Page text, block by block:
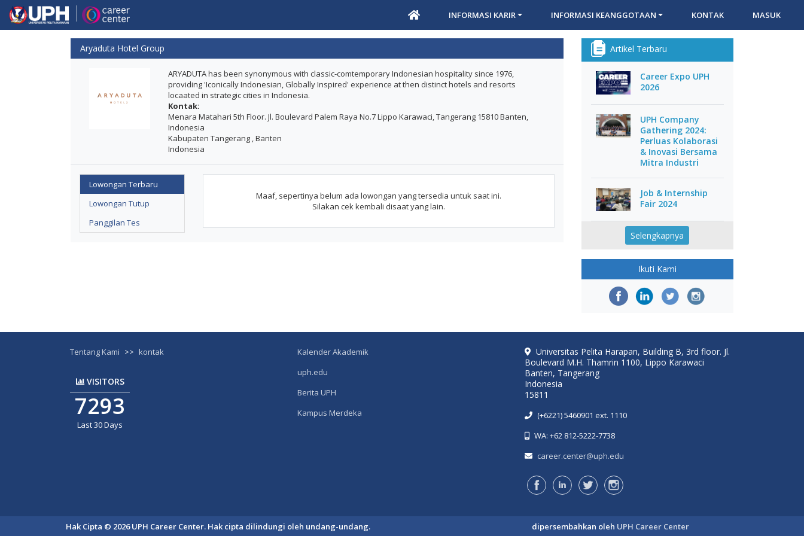
INFORMASI KARIR INFORMASI KEANGGOTAAN KONTAK MASUK
Aryaduta Hotel Group
ARYADUTA has been synonymous with classic-comtemporary Indonesian hospitality since 1976,
providing 'Iconically Indonesian, Globally Inspired' experience at then distinct hotels and resorts
locaated in strategic cities in Indonesia.
Kontak:
Menara Matahari 5th Floor. Jl. Boulevard Palem Raya No.7 Lippo Karawaci, Tangerang 15810 Banten,
Indonesia
Kabupaten Tangerang , Banten
Indonesia
Lowongan Terbaru
Lowongan Tutup
Panggilan Tes
Maaf, sepertinya belum ada lowongan yang tersedia untuk saat ini.
Silakan cek kembali disaat yang lain.
Artikel Terbaru
Career Expo UPH
2026
UPH Company
Gathering 2024:
Perluas Kolaborasi
& Inovasi Bersama
Mitra Industri
Job & Internship
Fair 2024
Selengkapnya
Ikuti Kami
Tentang Kami >> kontak
VISITORS
7293
Last 30 Days
Kalender Akademik
uph.edu
Berita UPH
Kampus Merdeka
Universitas Pelita Harapan, Building B, 3rd floor. Jl.
Boulevard M.H. Thamrin 1100, Lippo Karawaci
Banten, Tangerang
Indonesia
15811
(+6221) 5460901 ext. 1110
WA: +62 812-5222-7738
career.center@uph.edu
Hak Cipta © 2026 UPH Career Center. Hak cipta dilindungi oleh undang-undang. dipersembahkan oleh UPH Career Center